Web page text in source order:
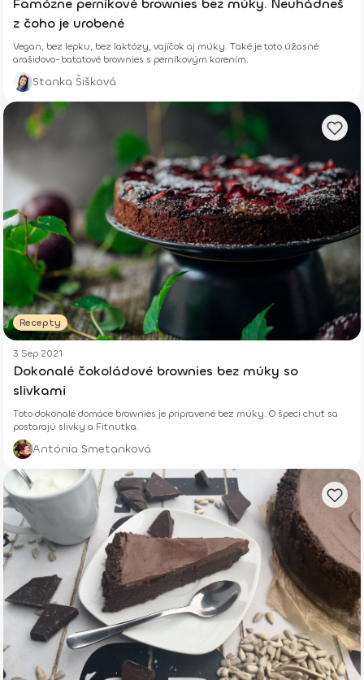
Famózne perníkové brownies bez múky. Neuhádneš
z čoho je urobené
Vegan, bez lepku, bez laktózy, vajíčok aj múky. Také je toto úžasné
arašidovo-batatové brownies s perníkovým korením.
Stanka Šišková
Recepty
3 Sep 2021
Dokonalé čokoládové brownies bez múky so
slivkami
Toto dokonalé domáce brownies je pripravené bez múky. O špeci chuť sa
postarajú slivky a Fitnutka.
Antónia Smetanková